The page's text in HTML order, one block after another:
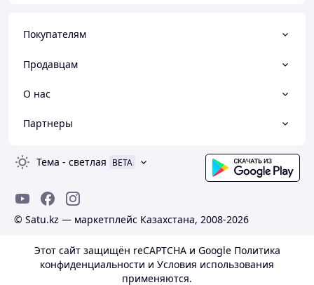
Покупателям
Продавцам
О нас
Партнеры
Тема - светлая BETA
© Satu.kz — маркетплейс Казахстана, 2008-2026
Этот сайт защищён reCAPTCHA и Google Политика
конфиденциальности и Условия использования
применяются.